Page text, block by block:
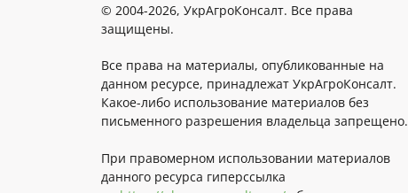
© 2004-2026, УкрАгроКонсалт. Все права
защищены.
Все права на материалы, опубликованные на
данном ресурсе, принадлежат УкрАгроКонсалт.
Какое-либо использование материалов без
письменного разрешения владельца запрещено.
При правомерном использовании материалов
данного ресурса гиперссылка